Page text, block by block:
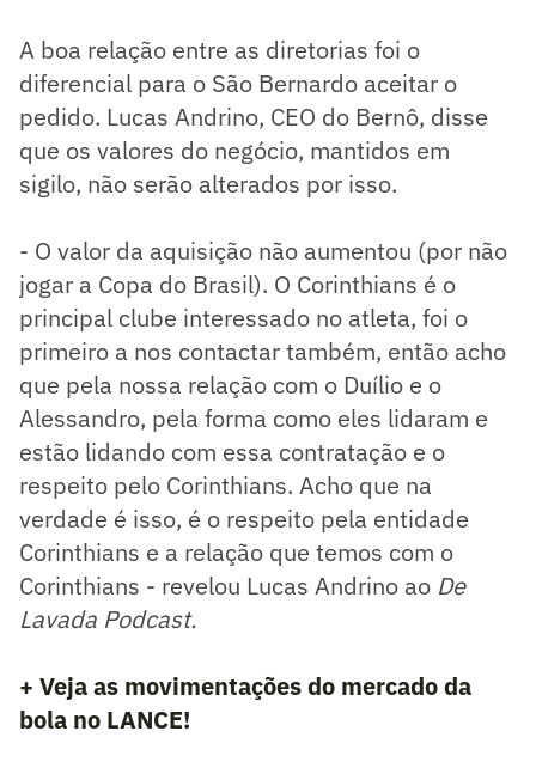
A boa relação entre as diretorias foi o
diferencial para o São Bernardo aceitar o
pedido. Lucas Andrino, CEO do Bernô, disse
que os valores do negócio, mantidos em
sigilo, não serão alterados por isso.
- O valor da aquisição não aumentou (por não
jogar a Copa do Brasil). O Corinthians é o
principal clube interessado no atleta, foi o
primeiro a nos contactar também, então acho
que pela nossa relação com o Duílio e o
Alessandro, pela forma como eles lidaram e
estão lidando com essa contratação e o
respeito pelo Corinthians. Acho que na
verdade é isso, é o respeito pela entidade
Corinthians e a relação que temos com o
Corinthians - revelou Lucas Andrino ao De
Lavada Podcast.
+ Veja as movimentações do mercado da
bola no LANCE!